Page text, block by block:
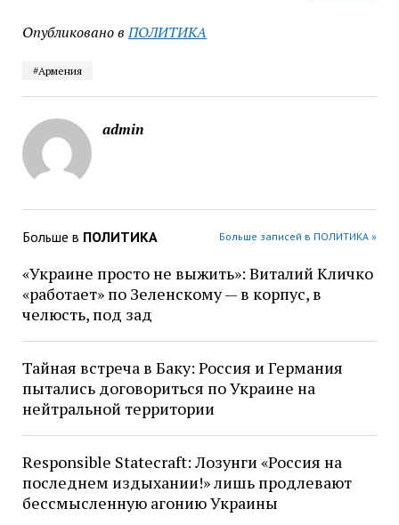
Опубликовано в ПОЛИТИКА
#Армения
admin
Больше в ПОЛИТИКА Больше записей в ПОЛИТИКА »
«Украине просто не выжить»: Виталий Кличко
«работает» по Зеленскому — в корпус, в
челюсть, под зад
Тайная встреча в Баку: Россия и Германия
пытались договориться по Украине на
нейтральной территории
Responsible Statecraft: Лозунги «Россия на
последнем издыхании!» лишь продлевают
бессмысленную агонию Украины